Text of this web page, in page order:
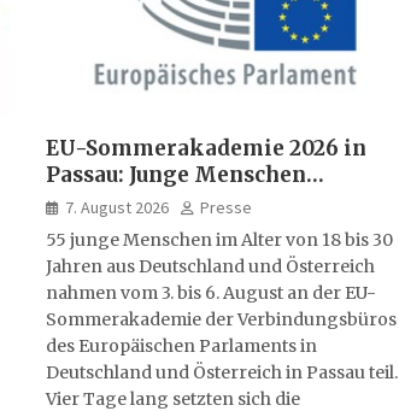
EU-Sommerakademie 2026 in
Passau: Junge Menschen
entwickeln Ideen für Europas
Zukunft
7. August 2026
Presse
55 junge Menschen im Alter von 18 bis 30
Jahren aus Deutschland und Österreich
nahmen vom 3. bis 6. August an der EU-
Sommerakademie der Verbindungsbüros
des Europäischen Parlaments in
Deutschland und Österreich in Passau teil.
Vier Tage lang setzten sich die